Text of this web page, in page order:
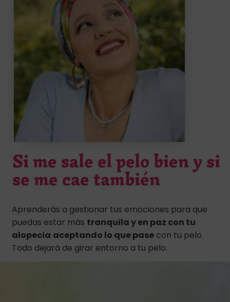
Si me sale el pelo bien y si
se me cae también
Aprenderás a gestionar tus emociones para que
puedas estar más tranquila y en paz con tu
alopecia aceptando lo que pase con tu pelo.
Todo dejará de girar entorno a tu pelo.